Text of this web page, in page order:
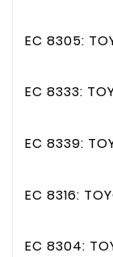
EC 8305:
EC 8333:
EC 8339:
EC 8316:
EC 8304: